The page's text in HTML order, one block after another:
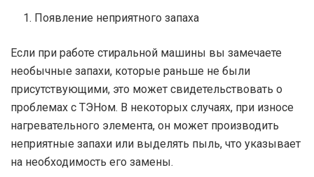
Появление неприятного запаха
Если при работе стиральной машины вы замечаете
необычные запахи, которые раньше не были
присутствующими, это может свидетельствовать о
проблемах с ТЭНом. В некоторых случаях, при износе
нагревательного элемента, он может производить
неприятные запахи или выделять пыль, что указывает
на необходимость его замены.